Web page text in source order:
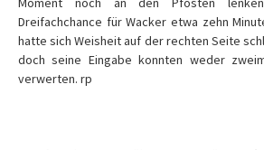
Dreifachchance für Wacker etwa zehn
hatte sich Weisheit auf der rechten Seite
doch seine Eingabe konnten weder
verwerten. rp